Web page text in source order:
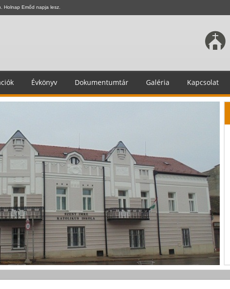
Holnap Emőd napja lesz.
Évkönyv Dokumentumtár Galéria Kapcsolat